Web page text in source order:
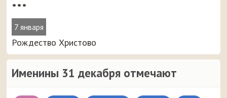
•••
7 января
Рождество Христово
Именины 31 декабря отмечают